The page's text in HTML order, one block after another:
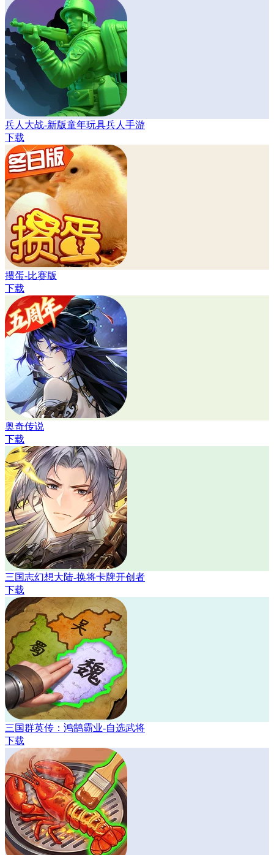
兵人大战-新版童年玩具兵人手游
下载
掼蛋-比赛版
下载
奥奇传说
下载
三国志幻想大陆-换将卡牌开创者
下载
三国群英传：鸿鹄霸业-自选武将
下载